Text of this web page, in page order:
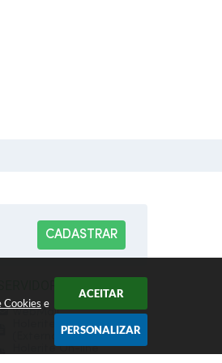
Cookies e
ACEITAR
PERSONALIZAR
CADASTRAR
WebMail
Holerite On-line
(Externo)
Holerite On-line